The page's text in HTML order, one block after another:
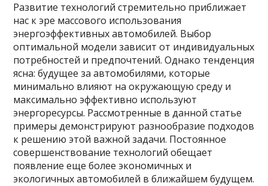
Развитие технологий стремительно приближает
нас к эре массового использования
энергоэффективных автомобилей. Выбор
оптимальной модели зависит от индивидуальных
потребностей и предпочтений. Однако тенденция
ясна: будущее за автомобилями, которые
минимально влияют на окружающую среду и
максимально эффективно используют
энергоресурсы. Рассмотренные в данной статье
примеры демонстрируют разнообразие подходов
к решению этой важной задачи. Постоянное
совершенствование технологий обещает
появление еще более экономичных и
экологичных автомобилей в ближайшем будущем.